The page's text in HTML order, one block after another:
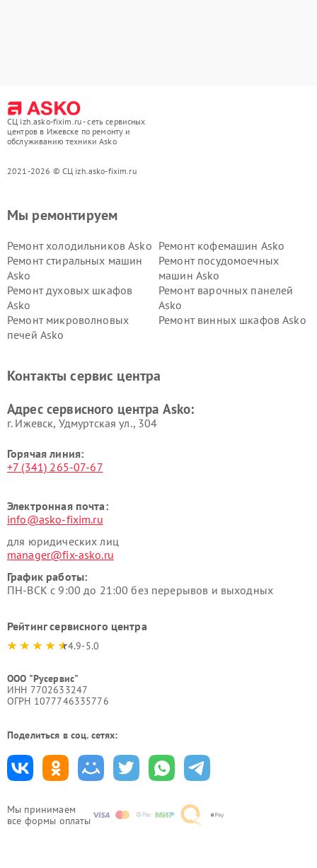
СЦ izh.asko-fixim.ru - сеть сервисных
центров в Ижевске по ремонту и
обслуживанию техники Asko
2021-2026 © СЦ izh.asko-fixim.ru
Мы принимаем
все формы оплаты
Мы ремонтируем
Ремонт холодильников Asko Ремонт кофемашин Asko
Ремонт стиральных машин
Asko
Ремонт посудомоечных
машин Asko
Ремонт духовых шкафов
Asko
Ремонт варочных панелей
Asko
Ремонт микроволновых
печей Asko
Ремонт винных шкафов Asko
Ремонт подогревателей
Ремонт промышленных
Asko
Контакты сервис центра
Адрес сервисного центра Asko:
г. Ижевск, Удмуртская ул., 304
Горячая линия:
+7 (341) 265-07-67
Электронная почта:
info@asko-fixim.ru
для юридических лиц
manager@fix-asko.ru
График работы:
ПН-ВСК с 9:00 до 21:00 без перерывов и выходных
Рейтинг сервисного центра
4.9-5.0
ООО "Русервис"
ИНН 7702633247
ОГРН 1077746335776
Поделиться в соц. сетях: